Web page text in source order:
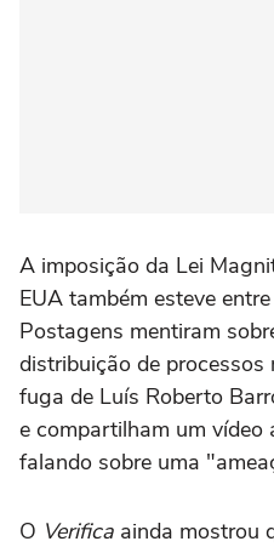
A imposição da Lei
EUA também esteve
Postagens mentiram
distribuição de processos
fuga de Luís Roberto
e compartilham um vídeo
falando sobre uma
O Verifica ainda mostrou